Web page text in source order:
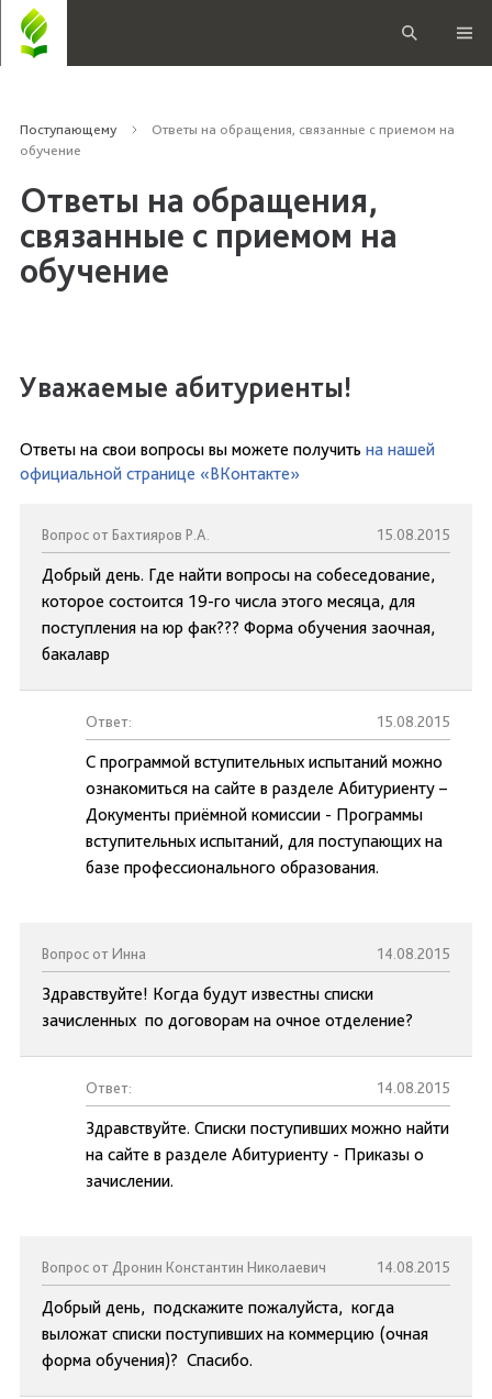
Поступающему
Ответы на обращения, связанные с приемом на
обучение
Ответы на обращения,
связанные с приемом на
обучение
Уважаемые абитуриенты!
Ответы на свои вопросы вы можете получить на нашей
официальной странице «ВКонтакте»
Вопрос от Бахтияров Р.А. 15.08.2015
Добрый день. Где найти вопросы на собеседование,
которое состоится 19-го числа этого месяца, для
поступления на юр фак??? Форма обучения заочная,
бакалавр
Ответ: 15.08.2015
С программой вступительных испытаний можно
ознакомиться на сайте в разделе Абитуриенту –
Документы приёмной комиссии - Программы
вступительных испытаний, для поступающих на
базе профессионального образования.
Вопрос от Инна 14.08.2015
Здравствуйте! Когда будут известны списки
зачисленных по договорам на очное отделение?
Ответ: 14.08.2015
Здравствуйте. Списки поступивших можно найти
на сайте в разделе Абитуриенту - Приказы о
зачислении.
Вопрос от Дронин Константин Николаевич 14.08.2015
Добрый день, подскажите пожалуйста, когда
выложат списки поступивших на коммерцию (очная
форма обучения)? Спасибо.